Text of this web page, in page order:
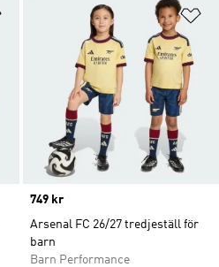
Lägg till på önskelistan
Price
749 kr
Arsenal FC 26/27 tredjeställ för
barn
Barn Performance